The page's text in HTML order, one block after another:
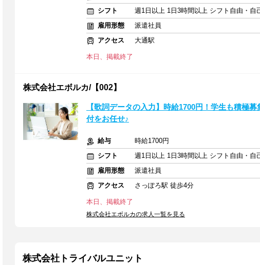
シフト
週1日以上 1日3時間以上 シフト自由・自
雇用形態
派遣社員
アクセス
大通駅
本日、掲載終了
株式会社エボルカ/【002】
【歌詞データの入力】時給1700円！学生も積極
付をお任せ♪
給与
時給1700円
シフト
週1日以上 1日3時間以上 シフト自由・自
雇用形態
派遣社員
アクセス
さっぽろ駅 徒歩4分
本日、掲載終了
株式会社エボルカの求人一覧を見る
株式会社トライバルユニット